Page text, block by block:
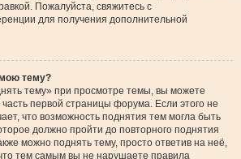
Пожалуйста, свяжитесь с
для получения дополнительной
тему?
тему» при просмотре темы, вы можете
первой страницы форума. Если этого не
что возможность поднятия тем могла быть
должно пройти до повторного поднятия
можно поднять тему, просто ответив на неё,
тем самым вы не нарушаете правила